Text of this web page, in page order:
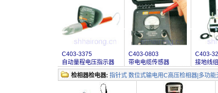
C403-3375
自动量程电压指示器
C403-0803
带电电缆传感器
C403-
接地线
检相器检电器: 指针式 数位式输电用C高压检相器|多功